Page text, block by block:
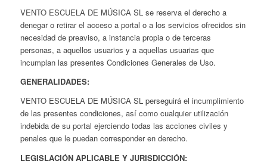
VENTO ESCUELA DE MÚSICA SL se reserva el derecho a
denegar o retirar el acceso a portal o a los servicios ofrecidos sin
necesidad de preaviso, a instancia propia o de terceras
personas, a aquellos usuarios y a aquellas usuarias que
incumplan las presentes Condiciones Generales de Uso.
GENERALIDADES:
VENTO ESCUELA DE MÚSICA SL perseguirá el incumplimiento
de las presentes condiciones, así como cualquier utilización
indebida de su portal ejerciendo todas las acciones civiles y
penales que le puedan corresponder en derecho.
LEGISLACIÓN APLICABLE Y JURISDICCIÓN: